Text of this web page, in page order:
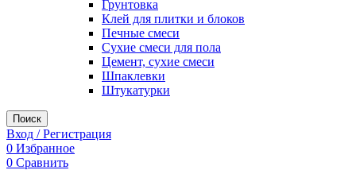
Грунтовка
Клей для плитки и блоков
Печные смеси
Сухие смеси для пола
Цемент, сухие смеси
Шпаклевки
Штукатурки
Поиск
Вход / Регистрация
0 Избранное
0 Сравнить